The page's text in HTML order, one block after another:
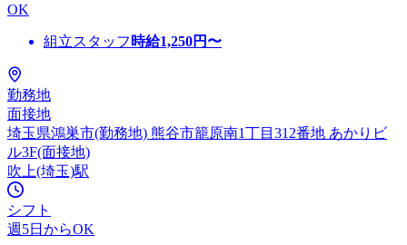
OK
組立スタッフ 時給1,250円〜
勤務地
面接地
埼玉県鴻巣市(勤務地) 熊谷市籠原南1丁目312番地 あかりビ
ル3F(面接地)
吹上(埼玉)駅
シフト
週5日からOK